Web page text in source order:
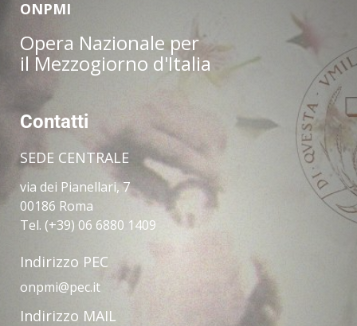
ONPMI
Opera Nazionale per
il Mezzogiorno d'Italia
Contatti
SEDE CENTRALE
via dei Pianellari, 7
00186 Roma
Tel. (+39) 06 6880 1409
Indirizzo PEC
onpmi@pec.it
Indirizzo MAIL